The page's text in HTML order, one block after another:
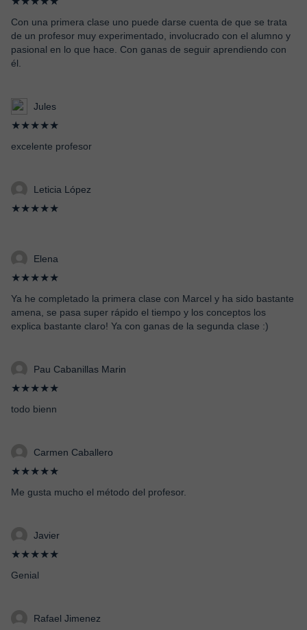
Con una primera clase uno puede darse cuenta de que se trata
de un profesor muy experimentado, involucrado con el alumno y
pasional en lo que hace. Con ganas de seguir aprendiendo con
él.
Jules
★★★★★
excelente profesor
Leticia López
★★★★★
Elena
★★★★★
Ya he completado la primera clase con Marcel y ha sido bastante
amena, se pasa super rápido el tiempo y los conceptos los
explica bastante claro! Ya con ganas de la segunda clase :)
Pau Cabanillas Marin
★★★★★
todo bienn
Carmen Caballero
★★★★★
Me gusta mucho el método del profesor.
Javier
★★★★★
Genial
Rafael Jimenez